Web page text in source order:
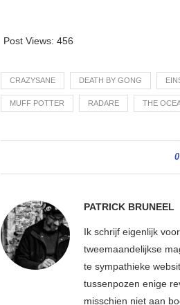
Post Views: 456
CRAZYSANE DEATH BY GONG
MUFF POTTER RADARE THE
0
PATRICK BRUNEEL
Ik schrijf eigenlijk
tweemaandelijkse
te sympathieke
tussenpozen enige
misschien niet aan